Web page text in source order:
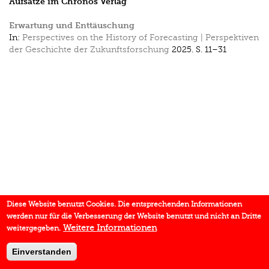
Erwartung und Enttäuschung
In: Perspectives on the History of Forecasting | Perspektiven
der Geschichte der Zukunftsforschung 2025. S. 11–31
Diese Website benutzt Cookies. Die entsprechenden Informationen
werden nur für die Verbesserung der Website benutzt und nicht an Dritte
weitergegeben. Weitere Informationen
Einverstanden